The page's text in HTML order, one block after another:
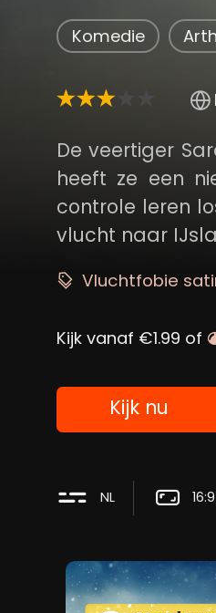
Komedie
De veertiger
heeft ze een
controle leren
vlucht naar
Vluchtfobie
Kijk vanaf €1.99 of
Kijk nu
NL 16:9